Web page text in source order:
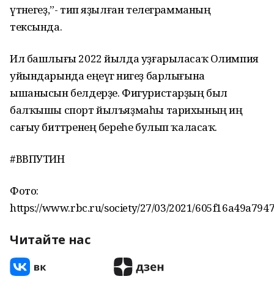
үтәнегеҙ,”- тип яҙылған телеграмманың
тексында.
Ил башлығы 2022 йылда уҙғарыласаҡ Олимпия
уйындарында еңеүгә нигеҙ барлығына
ышанысын белдерҙе. Фигуристарҙың был
балҡышы спорт йылъяҙмаһы тарихының иң
сағыу биттәренең береһе булып ҡаласаҡ.
#ВВПУТИН
Фото:
https://www.rbc.ru/society/27/03/2021/
Читайте нас